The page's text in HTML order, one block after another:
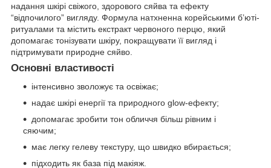
надання шкірі свіжого, здорового сяйва та ефекту
“відпочилого” вигляду. Формула натхненна корейськими б’юті-
ритуалами та містить екстракт червоного перцю, який
допомагає тонізувати шкіру, покращувати її вигляд і
підтримувати природне сяйво.
Основні властивості
інтенсивно зволожує та освіжає;
надає шкірі енергії та природного glow-ефекту;
допомагає зробити тон обличчя більш рівним і
сяючим;
має легку гелеву текстуру, що швидко вбирається;
підходить як база під макіяж.